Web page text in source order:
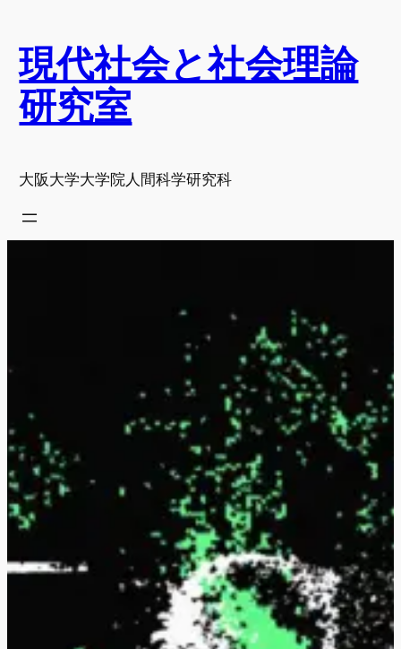
を
ス
キ
現代社会と社会理論
研究室
大阪大学大学院人間科学研究科